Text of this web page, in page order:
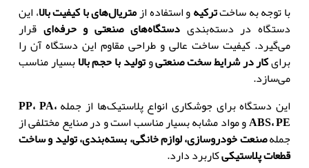
با توجه به ساختترکیهو استفاده ازمتریال‌های با کیفیت بالا،این
دستگاه در دسته‌بندیدستگاه‌های صنعتی و حرفه‌ای قرار
می‌گیرد. کیفیت ساخت عالی و طراحی مقاوم این دستگاه آن را
برایکار در شرایط سخت صنعتیوتولید با حجم بالابسیار مناسب
می‌سازد.
این دستگاه برای جوشکاری انواع پلاستیک‌ها از جمله
PP،PA،
ABS،PE و مواد مشابه بسیار مناسب است و در صنایع مختلفی از
جملهصنعت خودروسازی،لوازم خانگی،بسته‌بندی، تولید وساخت
قطعات پلاستیکیکاربرد دارد.